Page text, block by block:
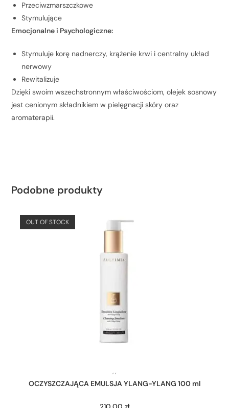
Przeciwzmarszczkowe
Stymulujące
Emocjonalne i Psychologiczne:
Stymuluje korę nadnerczy, krążenie krwi i centralny układ
nerwowy
Rewitalizuje
Dzięki swoim wszechstronnym właściwościom, olejek sosnowy
jest cenionym składnikiem w pielęgnacji skóry oraz
aromaterapii.
Podobne produkty
OUT OF STOCK
,,
OCZYSZCZAJĄCA EMULSJA YLANG-YLANG 100 ml